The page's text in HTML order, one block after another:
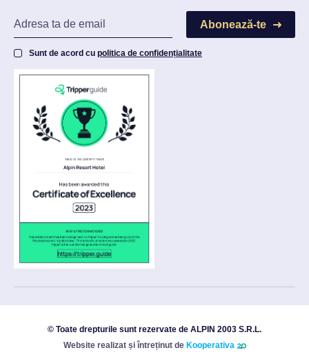
Abonează-te
Sunt de acord cu politica de confidențialitate
© Toate drepturile sunt rezervate de ALPIN 2003 S.R.L.
Website realizat și întreținut de Kooperativa